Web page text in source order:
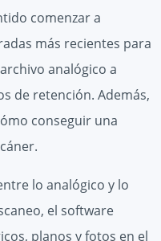
comenzar a
más recientes para
analógico a
de retención. Además,
conseguir una
lo analógico y lo
el software
planos y fotos en el